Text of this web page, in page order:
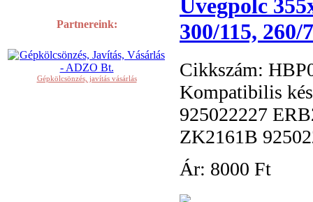
Partnereink:
Gépkölcsönzés, javítás vásárlás
Üvegpolc
300/115,
Cikkszám:
Kompatibilis
925022227
ZK2161B
Ár: 8000 Ft